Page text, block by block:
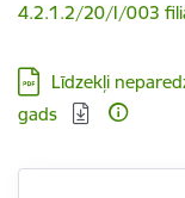
4.2.1.2/20/I/003
Lejupielādēt:
Līdzekļi
gads